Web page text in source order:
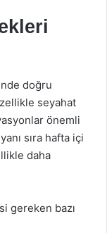
doğru
seyahat
önemli
sıra hafta içi
daha
gereken bazı